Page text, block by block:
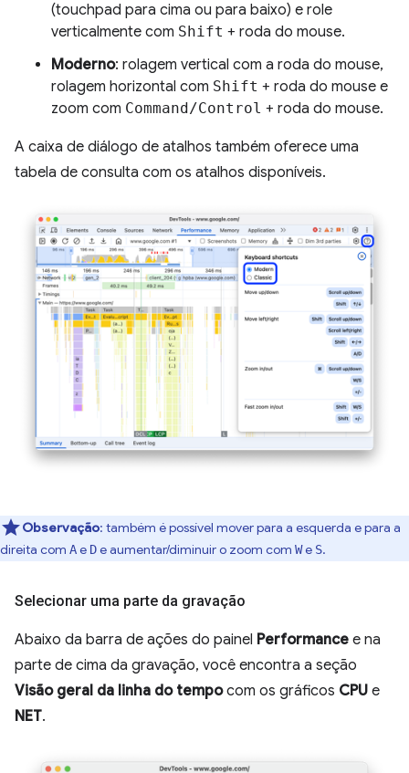
(touchpad para cima ou para baixo) e role
verticalmente com Shift + roda do mouse.
Moderno: rolagem vertical com a roda do mouse,
rolagem horizontal com Shift + roda do mouse e
zoom com Command/Control + roda do mouse.
A caixa de diálogo de atalhos também oferece uma
tabela de consulta com os atalhos disponíveis.
Observação: também é possível mover para a esquerda e para a
direita com Ae De aumentar/diminuir o zoom com We S.
Selecionar uma parte da gravação
Abaixo da barra de ações do painel Performance e na
parte de cima da gravação, você encontra a seção
Visão geral da linha do tempocom os gráficos CPU e
NET.